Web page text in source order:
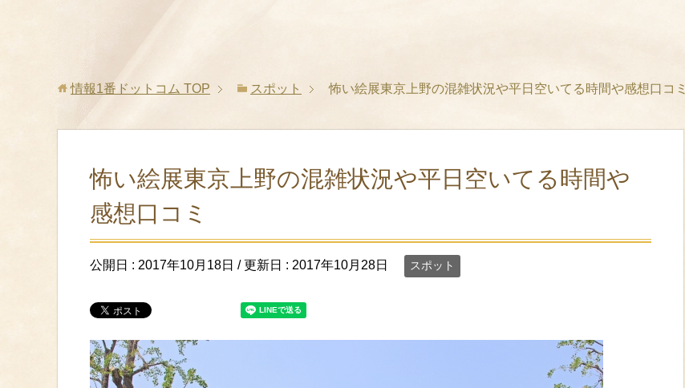
情報1番ドットコム TOP スポット 怖い絵展東京上野の混雑状況や平日空いてる時間や感想口コミ
怖い絵展東京上野の混雑状況や平日空いてる時間や
感想口コミ
公開日 : 2017年10月18日 / 更新日 : 2017年10月28日 スポット